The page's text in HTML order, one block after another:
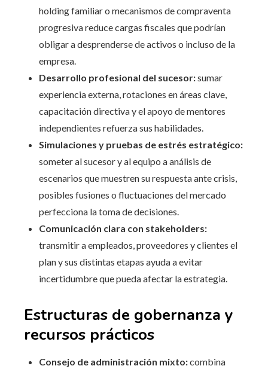
holding familiar o mecanismos de compraventa
progresiva reduce cargas fiscales que podrían
obligar a desprenderse de activos o incluso de la
empresa.
Desarrollo profesional del sucesor:sumar
experiencia externa, rotaciones en áreas clave,
capacitación directiva y el apoyo de mentores
independientes refuerza sus habilidades.
Simulaciones y pruebas de estrés estratégico:
someter al sucesor y al equipo a análisis de
escenarios que muestren su respuesta ante crisis,
posibles fusiones o fluctuaciones del mercado
perfecciona la toma de decisiones.
Comunicación clara con stakeholders:
transmitir a empleados, proveedores y clientes el
plan y sus distintas etapas ayuda a evitar
incertidumbre que pueda afectar la estrategia.
Estructuras de gobernanza y
recursos prácticos
Consejo de administración mixto:combina